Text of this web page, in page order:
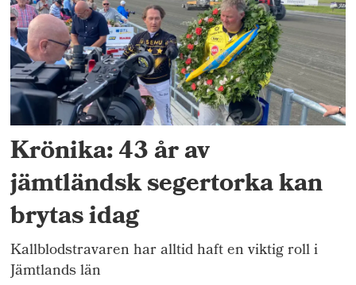
Krönika: 43 år av
jämtländsk segertorka kan
brytas idag
Kallblodstravaren har alltid haft en viktig roll i
Jämtlands län